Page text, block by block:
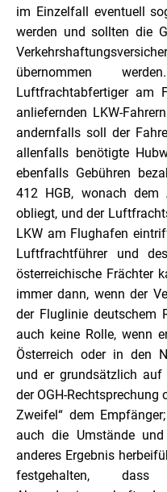
im Einzelfall eventuell
werden und sollten die
übernommen
Luftfrachtabfertiger am
anliefernden LKW-
andernfalls soll der
allenfalls benötigte
ebenfalls Gebühren
412 HGB, wonach dem
obliegt, und der
LKW am Flughafen
Luftfrachtführer und
österreichische Frächter
immer dann, wenn der
der Fluglinie deutschem
auch keine Rolle, wenn
Österreich oder in den
und er grundsätzlich
der OGH-
Zweifel“ dem
auch die Umstände
anderes Ergebnis
festgehalten,